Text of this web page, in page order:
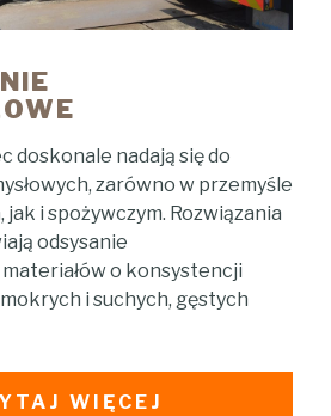
doskonale nadają się do
zarówno w przemyśle
i spożywczym. Rozwiązania
odsysanie
o konsystencji
i suchych, gęstych
WIĘCEJ